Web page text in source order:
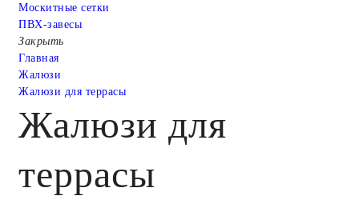
Москитные сетки
ПВХ-завесы
Закрыть
Главная
Жалюзи
Жалюзи для террасы
Жалюзи для
террасы